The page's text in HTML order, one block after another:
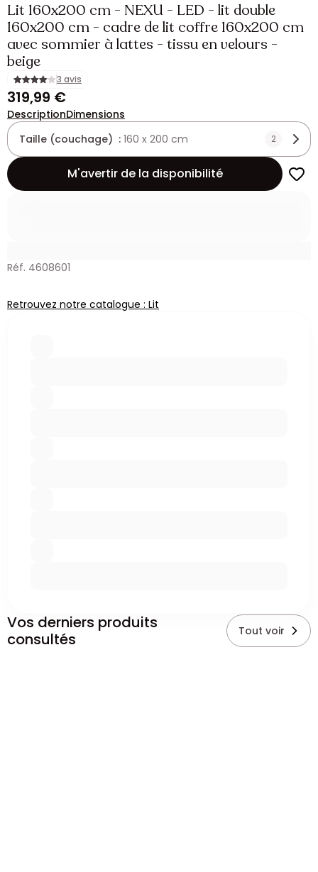
Lit 160x200 cm - NEXU - LED - lit double
160x200 cm - cadre de lit coffre 160x200 cm
avec sommier à lattes - tissu en velours -
beige
3 avis
319,99 €
DescriptionDimensions
Taille (couchage) : 160 x 200 cm 2
M'avertir de la disponibilité
Réf. 4608601
Retrouvez notre catalogue : Lit
Vos derniers produits
consultés
Tout voir